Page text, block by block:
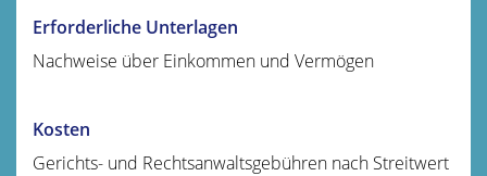
Erforderliche Unterlagen
Nachweise über Einkommen und Vermögen
Kosten
Gerichts- und Rechtsanwaltsgebühren nach Streitwert